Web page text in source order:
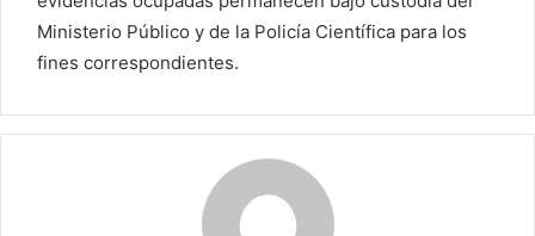
Ministerio Público y de la Policía Científica para los
fines correspondientes.